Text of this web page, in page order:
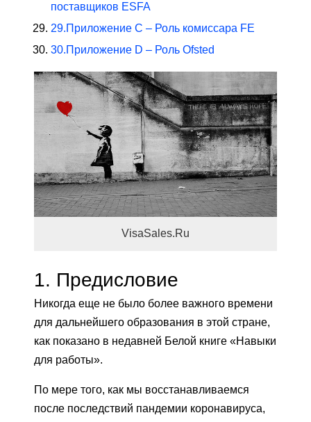
поставщиков ESFA
29.Приложение C – Роль комиссара FE
30.Приложение D – Роль Ofsted
VisaSales.Ru
1. Предисловие
Никогда еще не было более важного времени
для дальнейшего образования в этой стране,
как показано в недавней Белой книге «Навыки
для работы».
По мере того, как мы восстанавливаемся
после последствий пандемии коронавируса,